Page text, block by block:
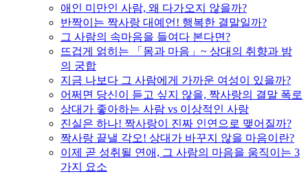
애인 미만인 사람, 왜 다가오지 않을까?
반짝이는 짝사랑 대예언! 행복한 결말일까?
그 사람의 속마음을 들여다 본다면?
뜨겁게 얽히는 「몸과 마음」~ 상대의 취향과 밤
의 궁합
지금 나보다 그 사람에게 가까운 여성이 있을까?
어쩌면 당신이 듣고 싶지 않을, 짝사랑의 결말 폭로
상대가 좋아하는 사람 vs 이상적인 사랑
진실은 하나! 짝사랑이 진짜 인연으로 맺어질까?
짝사랑 끝낼 각오! 상대가 바꾸지 않을 마음이란?
이제 곧 성취될 연애, 그 사람의 마음을 움직이는 3
가지 요소